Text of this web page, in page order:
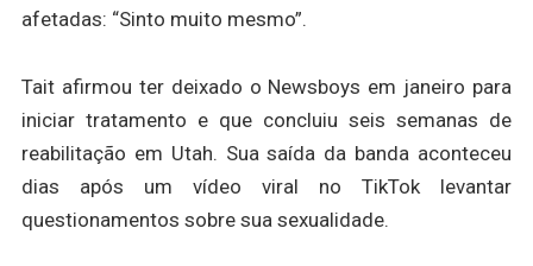
afetadas: “Sinto muito mesmo”.
Tait afirmou ter deixado o Newsboys em janeiro para
iniciar tratamento e que concluiu seis semanas de
reabilitação em Utah. Sua saída da banda aconteceu
dias após um vídeo viral no TikTok levantar
questionamentos sobre sua sexualidade.